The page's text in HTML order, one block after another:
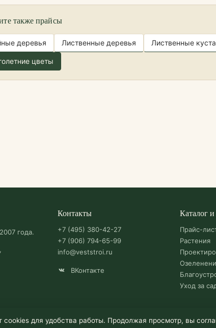
также прайсы
деревья Лиственные деревья Лиственные
цветы
года.
Контакты
+7 (495) 380-42-27
+7 (906) 794-65-99
info@veststroi.ru
ВКонтакте
Каталог
Прайс-
Растения
Уход за
cookies для удобства работы. Продолжая просмотр, вы